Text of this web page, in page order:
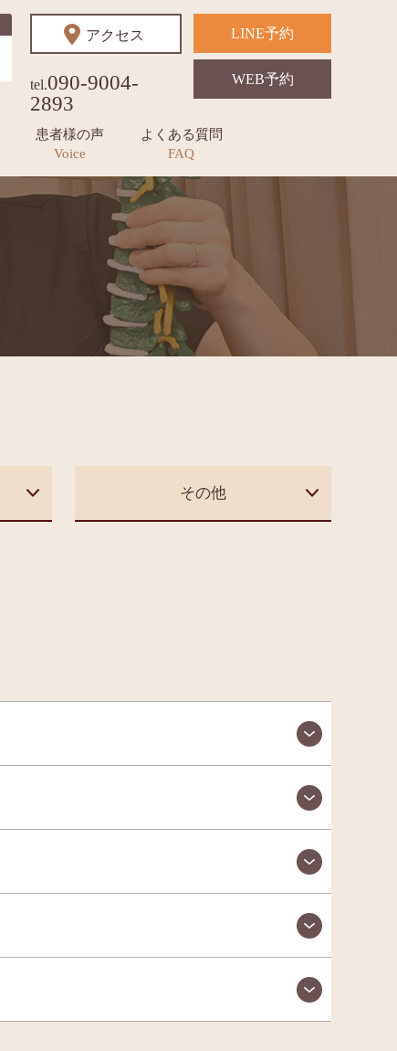
アクセス
tel.090-9004-
2893
LINE予約
WEB予約
患者様の声
Voice
よくある質問
FAQ
その他